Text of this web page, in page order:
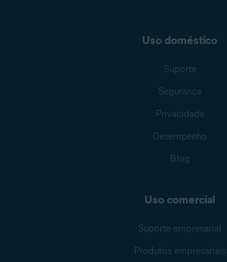
Uso doméstico
Suporte
Segurança
Privacidade
Desempenho
Blog
Uso comercial
Suporte empresarial
Produtos empresariais